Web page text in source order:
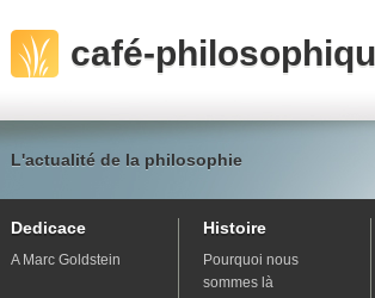
café-
L'actualité de la philosophie
Dedicace
A Marc Goldstein
Histoire
Pourquoi nous
sommes là